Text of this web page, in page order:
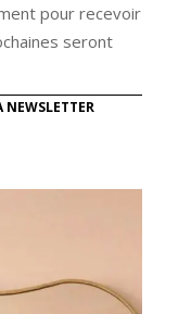
pour recevoir
seront
NEWSLETTER